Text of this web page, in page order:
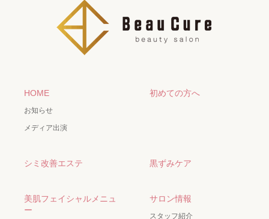
HOME
お知らせ
メディア出演
初めての方へ
シミ改善エステ 黒ずみケア
美肌フェイシャルメニュ
ー
サロン情報
スタッフ紹介